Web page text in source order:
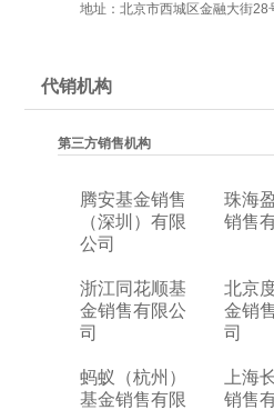
地址：北京市西城区金融大街
代销机构
第三方销售机构
腾安基金销售
（深圳）有限
公司
珠海
销售
浙江同花顺基
金销售有限公
司
北京
金销
司
蚂蚁（杭州）
基金销售有限
上海
销售